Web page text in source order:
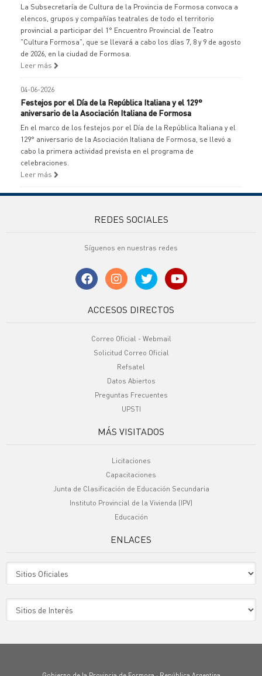
La Subsecretaría de Cultura de la Provincia de Formosa convoca a
elencos, grupos y compañías teatrales de todo el territorio
provincial a participar del 1° Encuentro Provincial de Teatro
"Cultura Formosa", que se llevará a cabo los días 7, 8 y 9 de agosto
de 2026, en la ciudad de Formosa.
Leer más
04-06-2026
Festejos por el Día de la República Italiana y el 129°
aniversario de la Asociación Italiana de Formosa
En el marco de los festejos por el Día de la República Italiana y el
129° aniversario de la Asociación Italiana de Formosa, se llevó a
cabo la primera actividad prevista en el programa de
celebraciones.
Leer más
REDES SOCIALES
Síguenos en nuestras redes
ACCESOS DIRECTOS
Correo Oficial - Webmail
Solicitud Correo Oficial
Refsatel
Datos Abiertos
Preguntas Frecuentes
UPSTI
MÁS VISITADOS
Licitaciones
Capacitaciones
Junta de Clasificación de Educación Secundaria
Instituto Provincial de la Vivienda (IPV)
Educación
ENLACES